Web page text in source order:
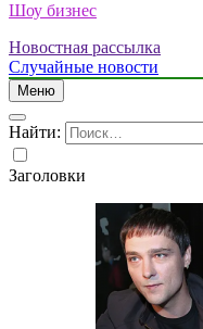
Шоу бизнес
Новостная рассылка
Случайные новости
Меню
Найти:
Заголовки